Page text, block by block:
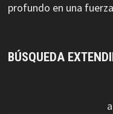
profundo en una
BÚSQUEDA